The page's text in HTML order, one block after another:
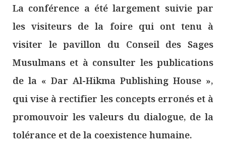
La conférence a été largement suivie par
les visiteurs de la foire qui ont tenu à
visiter le pavillon du Conseil des Sages
Musulmans et à consulter les publications
de la « Dar Al-Hikma Publishing House »,
qui vise à rectifier les concepts erronés et à
promouvoir les valeurs du dialogue, de la
tolérance et de la coexistence humaine.